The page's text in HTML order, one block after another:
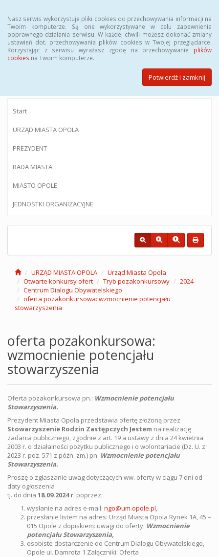
Nasz serwis wykorzystuje pliki cookies do przechowywania informacji na
Twoim komputerze. Są one wykorzystywane w celu zapewnienia
poprawnego działania serwisu. W każdej chwili możesz dokonać zmiany
ustawień dot. przechowywania plików cookies w Twojej przeglądarce.
Korzystając z serwisu wyrażasz zgodę na przechowywanie plików
cookies na Twoim komputerze.
Potwierdź i zamknij
BIULETYN INFORMACJI PUBLICZNEJ
Urzędu Miasta Opola
Start
URZĄD MIASTA OPOLA
PREZYDENT
RADA MIASTA
MIASTO OPOLE
JEDNOSTKI ORGANIZACYJNE
URZĄD MIASTA OPOLA
Urząd Miasta Opola
Otwarte konkursy ofert
Tryb pozakonkursowy
2024
Centrum Dialogu Obywatelskiego
oferta pozakonkursowa: wzmocnienie potencjału
stowarzyszenia
oferta pozakonkursowa:
wzmocnienie potencjału
stowarzyszenia
Oferta pozakonkursowa pn.: Wzmocnienie potencjału
Stowarzyszenia.
Prezydent Miasta Opola przedstawia ofertę złożoną przez
Stowarzyszenie Rodzin Zastępczych Jestem na realizację
zadania publicznego, zgodnie z art. 19 a ustawy z dnia 24 kwietnia
2003 r. o działalności pożytku publicznego i o wolontariacie (Dz. U. z
2023 r. poz. 571 z późn. zm.) pn. Wzmocnienie potencjału
Stowarzyszenia.
Proszę o zgłaszanie uwag dotyczących ww. oferty w ciągu 7 dni od
daty ogłoszenia
tj. do dnia 18.09.2024 r. poprzez:
wysłanie na adres e-mail: ngo@um.opole.pl,
przesłanie listem na adres: Urząd Miasta Opola Rynek 1A, 45 –
015 Opole z dopiskiem: uwagi do oferty: Wzmocnienie
potencjału Stowarzyszenia,
osobiste dostarczenie do Centrum Dialogu Obywatelskiego,
Opole ul. Damrota 1 Załączniki: Oferta